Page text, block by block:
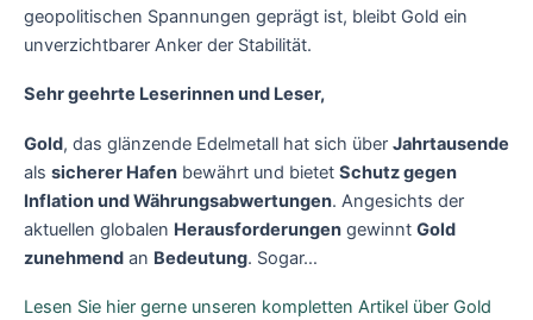
geopolitischen Spannungen geprägt ist, bleibt Gold ein
unverzichtbarer Anker der Stabilität.
Sehr geehrte Leserinnen und Leser,
Gold, das glänzende Edelmetall hat sich über Jahrtausende
als sicherer Hafen bewährt und bietet Schutz gegen
Inflation und Währungsabwertungen. Angesichts der
aktuellen globalen Herausforderungen gewinnt Gold
zunehmend an Bedeutung. Sogar…
Lesen Sie hier gerne unseren kompletten Artikel über Gold